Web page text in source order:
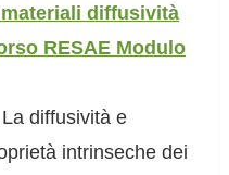
diffusività
RESAE Modulo
diffusività e
intrinseche dei